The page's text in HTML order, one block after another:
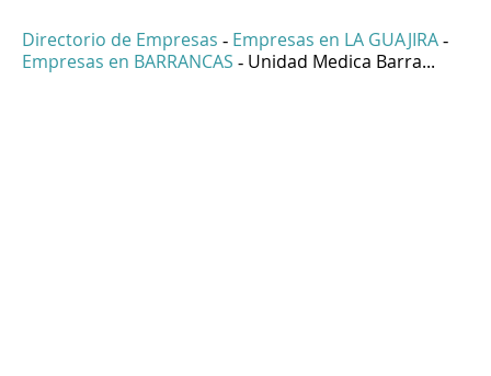
Directorio de Empresas - Empresas en LA GUAJIRA -
Empresas en BARRANCAS - Unidad Medica Barra...